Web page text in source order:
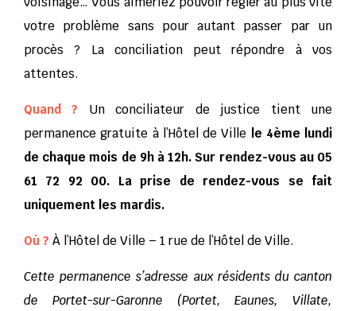
votre problème sans pour autant passer par un
procès ? La conciliation peut répondre à vos
attentes.
Quand ? Un conciliateur de justice tient une
permanence gratuite à l’Hôtel de Ville le 4ème lundi
de chaque mois de 9h à 12h. Sur rendez-vous au 05
61 72 92 00. La prise de rendez-vous se fait
uniquement les mardis.
Où ? À l’Hôtel de Ville – 1 rue de l’Hôtel de Ville.
Cette permanence s’adresse aux résidents du canton
de Portet-sur-Garonne (Portet, Eaunes, Villate,